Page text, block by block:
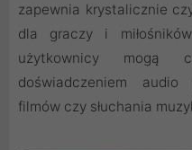
zapewnia krystalicznie
dla graczy i
użytkownicy mogą
doświadczeniem
filmów czy słuchania